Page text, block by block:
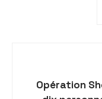
Opération